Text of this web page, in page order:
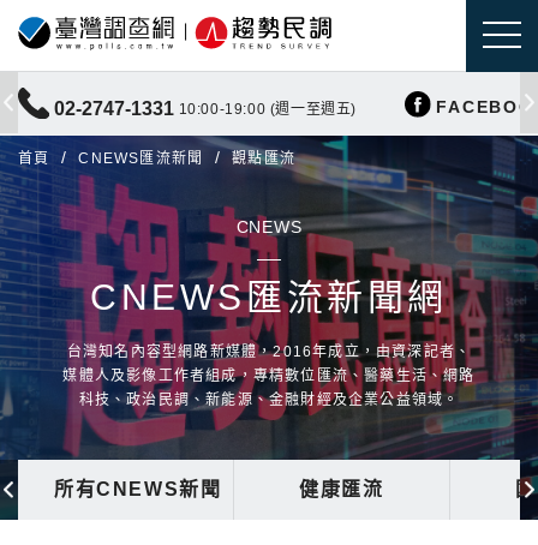
02-2747-1331 10:00-19:00 (週一至週五)
首頁 CNEWS匯流新聞 觀點匯流
CNEWS
CNEWS匯流新聞網
台灣知名內容型網路新媒體，2016年成立，由資深記者、
媒體人及影像工作者組成，專精數位匯流、醫藥生活、網路
科技、政治民調、新能源、金融財經及企業公益領域。
所有CNEWS新聞 健康匯流